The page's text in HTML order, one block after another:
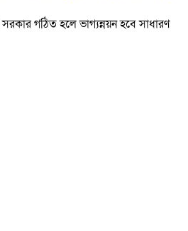
গঠিত হলে ভাগ্যন্নয়ন হবে সাধারণ